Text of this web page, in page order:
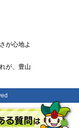
が心地よ
が、豊山